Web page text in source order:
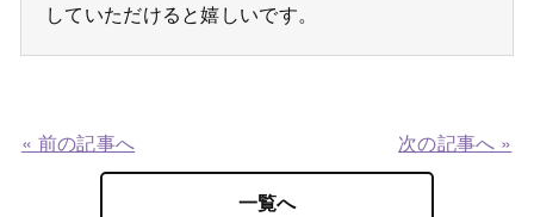
していただけると嬉しいです。
« 前の記事へ 次の記事へ »
一覧へ